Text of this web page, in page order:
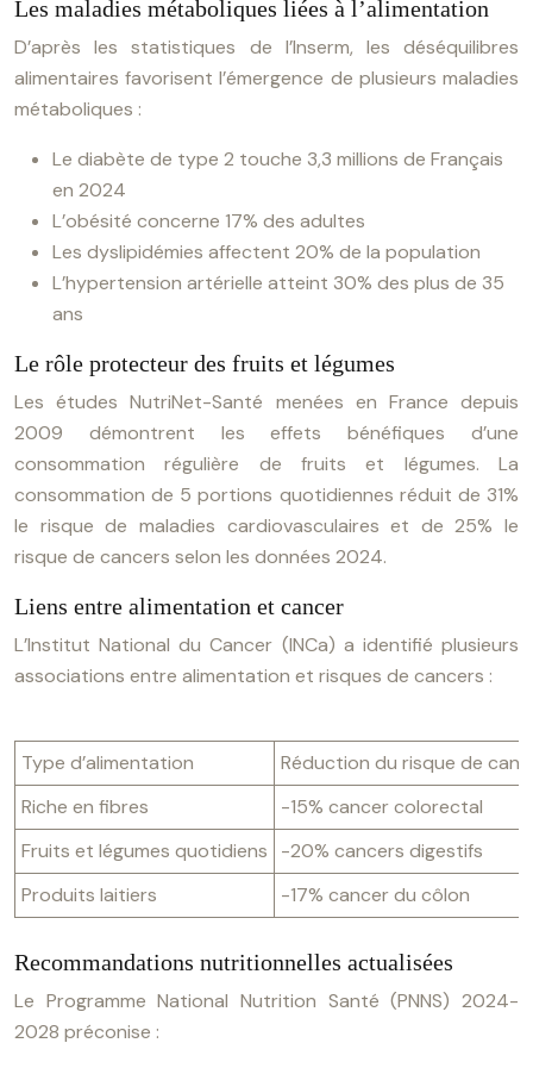
Les maladies métaboliques liées à l’alimentation
D’après les statistiques de l’Inserm, les déséquilibres
alimentaires favorisent l’émergence de plusieurs maladies
métaboliques :
Le diabète de type 2 touche 3,3 millions de Français
en 2024
L’obésité concerne 17% des adultes
Les dyslipidémies affectent 20% de la population
L’hypertension artérielle atteint 30% des plus de 35
ans
Le rôle protecteur des fruits et légumes
Les études NutriNet-Santé menées en France depuis
2009 démontrent les effets bénéfiques d’une
consommation régulière de fruits et légumes. La
consommation de 5 portions quotidiennes réduit de 31%
le risque de maladies cardiovasculaires et de 25% le
risque de cancers selon les données 2024.
Liens entre alimentation et cancer
L’Institut National du Cancer (INCa) a identifié plusieurs
associations entre alimentation et risques de cancers :
Type d’alimentation
Réduction du risque de
Riche en fibres
-15% cancer colorectal
Fruits et légumes quotidiens
-20% cancers digestifs
Produits laitiers
-17% cancer du côlon
Recommandations nutritionnelles actualisées
Le Programme National Nutrition Santé (PNNS) 2024-
2028 préconise :